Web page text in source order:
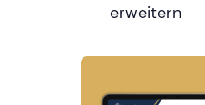
erweitern